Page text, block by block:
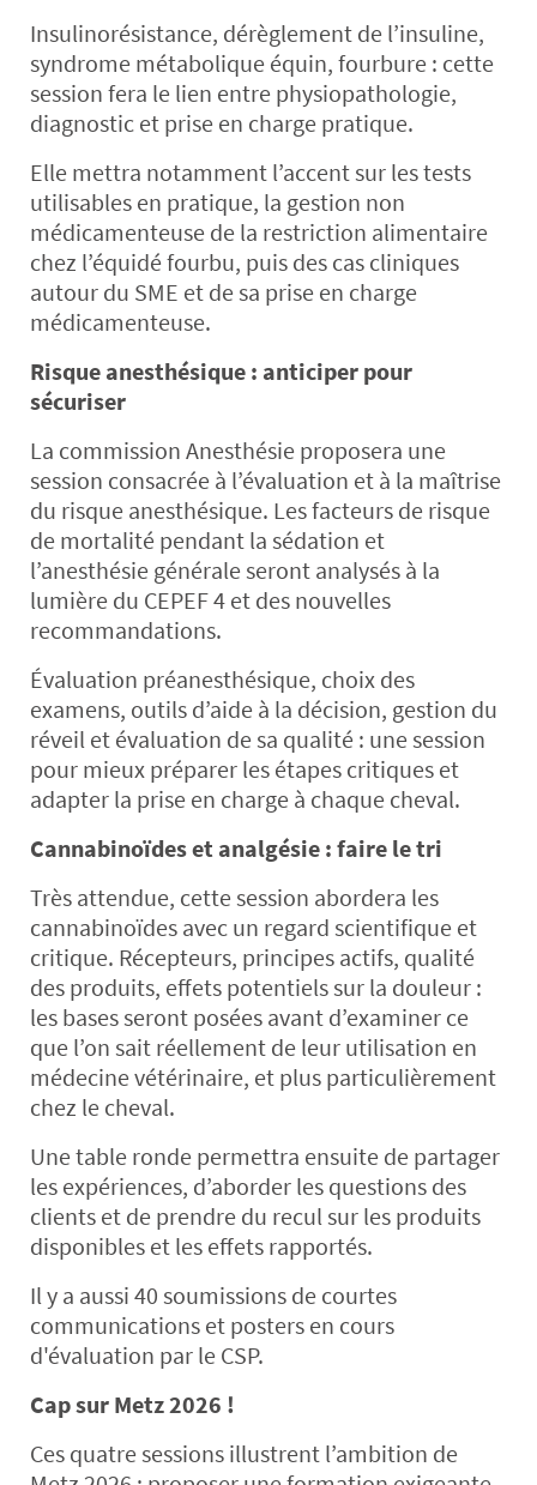
Insulinorésistance, dérèglement de l’insuline,
syndrome métabolique équin, fourbure : cette
session fera le lien entre physiopathologie,
diagnostic et prise en charge pratique.
Elle mettra notamment l’accent sur les tests
utilisables en pratique, la gestion non
médicamenteuse de la restriction alimentaire
chez l’équidé fourbu, puis des cas cliniques
autour du SME et de sa prise en charge
médicamenteuse.
Risque anesthésique : anticiper pour
sécuriser
La commission Anesthésie proposera une
session consacrée à l’évaluation et à la maîtrise
du risque anesthésique. Les facteurs de risque
de mortalité pendant la sédation et
l’anesthésie générale seront analysés à la
lumière du CEPEF 4 et des nouvelles
recommandations.
Évaluation préanesthésique, choix des
examens, outils d’aide à la décision, gestion du
réveil et évaluation de sa qualité : une session
pour mieux préparer les étapes critiques et
adapter la prise en charge à chaque cheval.
Cannabinoïdes et analgésie : faire le tri
Très attendue, cette session abordera les
cannabinoïdes avec un regard scientifique et
critique. Récepteurs, principes actifs, qualité
des produits, effets potentiels sur la douleur :
les bases seront posées avant d’examiner ce
que l’on sait réellement de leur utilisation en
médecine vétérinaire, et plus particulièrement
chez le cheval.
Une table ronde permettra ensuite de partager
les expériences, d’aborder les questions des
clients et de prendre du recul sur les produits
disponibles et les effets rapportés.
Il y a aussi 40 soumissions de courtes
communications et posters en cours
d'évaluation par le CSP.
Cap sur Metz 2026 !
Ces quatre sessions illustrent l’ambition de